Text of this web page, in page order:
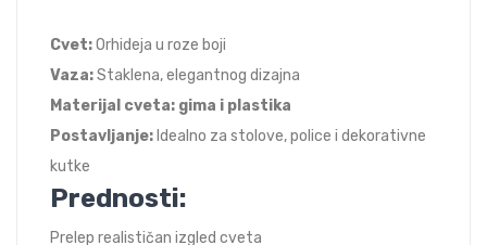
Cvet:Orhideja u roze boji
Vaza:Staklena, elegantnog dizajna
Materijal cveta: gima i plastika
Postavljanje: Idealno za stolove, police i dekorativne
kutke
Prednosti:
Prelep realističan izgled cveta